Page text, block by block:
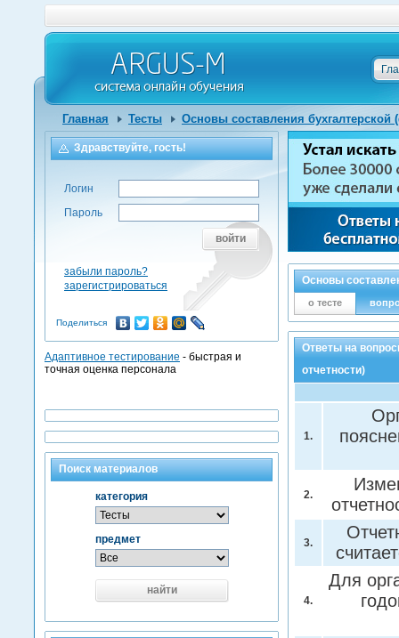
Главная Тесты Основы составления бухгалтерской
Основы
о тесте
Ответы на
отчетности)
1.
2.
3.
4.
Для
Здравствуйте, гость!
Логин
Пароль
войти
забыли пароль?
зарегистрироваться
Поделиться
Адаптивное тестирование - быстрая и
точная оценка персонала
Поиск материалов
категория
предмет
найти